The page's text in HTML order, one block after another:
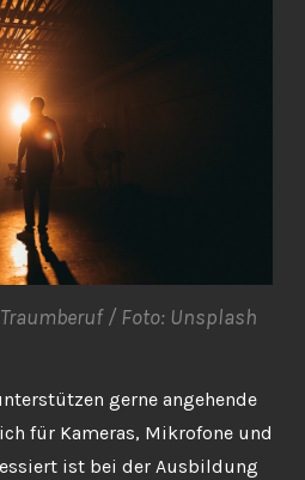
/ Foto: Unsplash
gerne angehende
für Kameras, Mikrofone und
ist bei der Ausbildung